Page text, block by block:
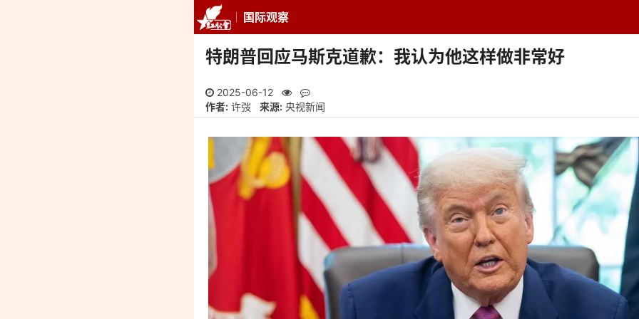
国际观察
推荐 最新 专题中心 学者专栏 排行榜 周刊 网址导航
特朗普回应马斯克道歉：我认为他这样做非常好
2025-06-12
作者: 许弢 来源: 央视新闻